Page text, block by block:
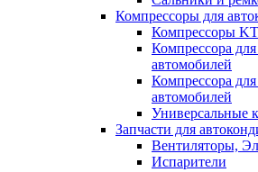
Компрессоры для
Компрессоры
Компрессора
автомобилей
Компрессора
автомобилей
Универсальные
Запчасти для
Вентиляторы,
Испарители